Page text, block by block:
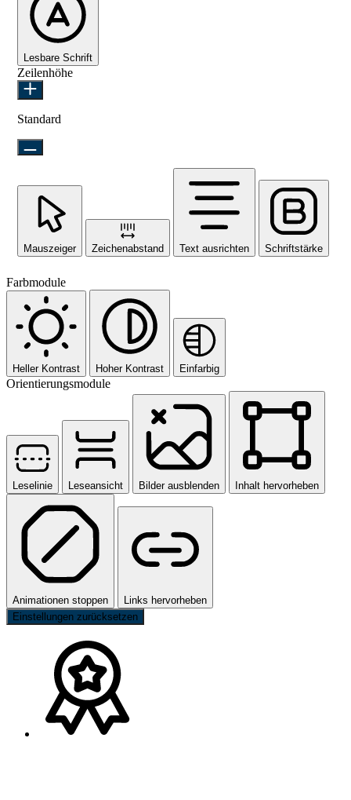
Lesbare Schrift
Zeilenhöhe
Standard
Mauszeiger Zeichenabstand Text ausrichten Schriftstärke
Farbmodule
Heller Kontrast Hoher Kontrast Einfarbig
Orientierungsmodule
Leselinie Leseansicht Bilder ausblenden Inhalt hervorheben
Animationen stoppen
Links hervorheben
Einstellungen zurücksetzen